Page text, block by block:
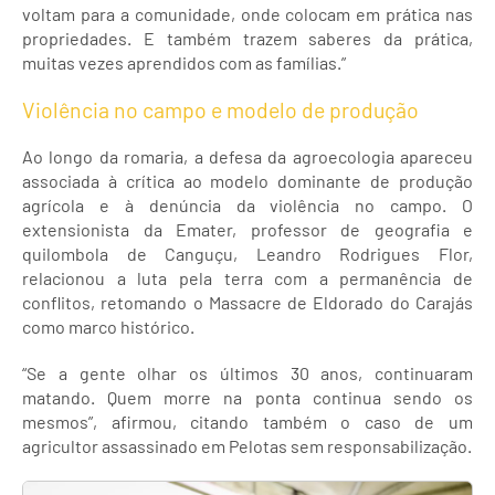
voltam para a comunidade, onde colocam em prática nas
propriedades. E também trazem saberes da prática,
muitas vezes aprendidos com as famílias.”
Violência no campo e modelo de produção
Ao longo da romaria, a defesa da agroecologia apareceu
associada à crítica ao modelo dominante de produção
agrícola e à denúncia da violência no campo. O
extensionista da Emater, professor de geografia e
quilombola de Canguçu, Leandro Rodrigues Flor,
relacionou a luta pela terra com a permanência de
conflitos, retomando o Massacre de Eldorado do Carajás
como marco histórico.
“Se a gente olhar os últimos 30 anos, continuaram
matando. Quem morre na ponta continua sendo os
mesmos”, afirmou, citando também o caso de um
agricultor assassinado em Pelotas sem responsabilização.